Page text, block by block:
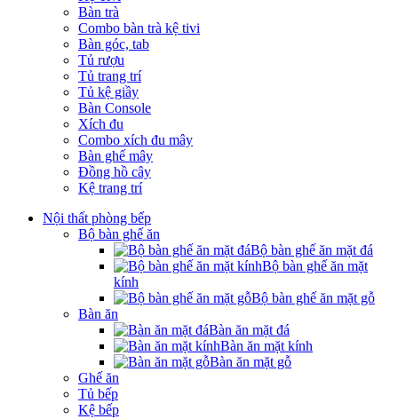
Bàn trà
Combo bàn trà kệ tivi
Bàn góc, tab
Tủ rượu
Tủ trang trí
Tủ kệ giầy
Bàn Console
Xích đu
Combo xích đu mây
Bàn ghế mây
Đồng hồ cây
Kệ trang trí
Nội thất phòng bếp
Bộ bàn ghế ăn
Bộ bàn ghế ăn mặt đá
Bộ bàn ghế ăn mặt
kính
Bộ bàn ghế ăn mặt gỗ
Bàn ăn
Bàn ăn mặt đá
Bàn ăn mặt kính
Bàn ăn mặt gỗ
Ghế ăn
Tủ bếp
Kệ bếp